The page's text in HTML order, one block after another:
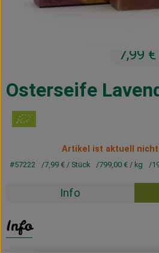
Haus, Garten & Co.
Lieferservice
Neues vom Hof
Osterseife
7,99 €
Artikel ist aktuell
#57222 7,99 €/ Stück 799,00 €/ kg
Info
Info